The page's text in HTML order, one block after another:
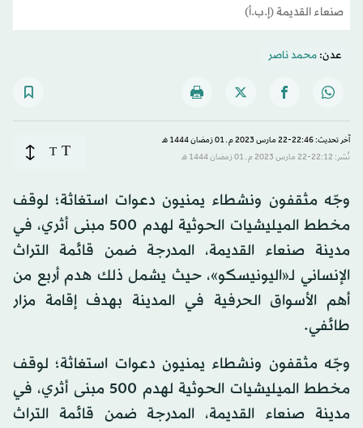
صنعاء القديمة (إ.ب.أ)
عدن:محمد ناصر
آخر تحديث: 22:46-22 مارس 2023 م ـ 01 رَمضان 1444 هـ
نُشر: 22:12-22 مارس 2023 م ـ 01 رَمضان 1444 هـ
T
T
وجّه مثقفون ونشطاء يمنيون دعوات استغاثة؛ لوقف
مخطط الميليشيات الحوثية لهدم 500 مبنى أثري، في
مدينة صنعاء القديمة، المدرجة ضمن قائمة التراث
الإنساني لـ«اليونيسكو»، حيث يشمل ذلك هدم أربع من
أهم الأسواق الحرفية في المدينة بهدف إقامة مزار
طائفي.
وجّه مثقفون ونشطاء يمنيون دعوات استغاثة؛ لوقف
مخطط الميليشيات الحوثية لهدم 500 مبنى أثري، في
مدينة صنعاء القديمة، المدرجة ضمن قائمة التراث